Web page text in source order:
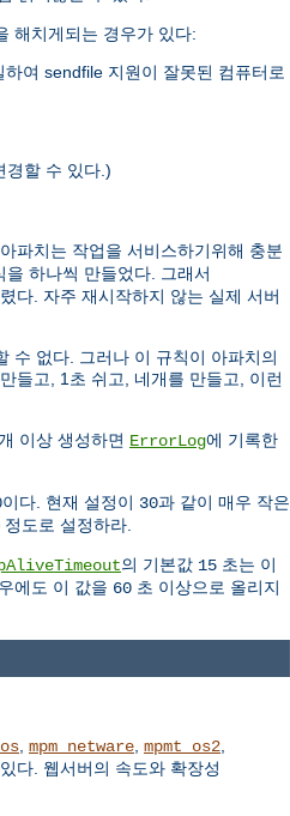
해치게되는 경우가 있다:
여 sendfile 지원이 잘못된 컴퓨터로
경할 수 있다.)
파치는 작업을 서비스하기위해 충분
하나씩 만들었다. 그래서
다. 자주 재시작하지 않는 실제 서버
수 없다. 그러나 이 규칙이 아파치의
들고, 1초 쉬고, 네개를 만들고, 이런
이상 생성하면 ErrorLog에 기록한
이다. 현재 설정이 30과 같이 매우 작은
정도로 설정하라.
의 기본값 15 초는 이
에도 이 값을 60 초 이상으로 올리지
mpm_netware mpmt_os2
다. 웹서버의 속도와 확장성